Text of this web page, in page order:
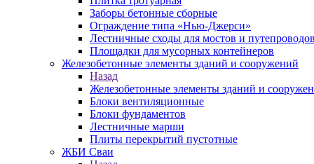
Заборы бетонные сборные
Ограждение типа «Нью-Джерси»
Лестничные сходы для мостов и путепроводов
Площадки для мусорных контейнеров
Железобетонные элементы зданий и сооружений
Назад
Железобетонные элементы зданий и
Блоки вентиляционные
Блоки фундаментов
Лестничные марши
Плиты перекрытий пустотные
ЖБИ Сваи